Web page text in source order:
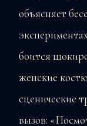
объясняет
боится
женские
сценические
вызов: